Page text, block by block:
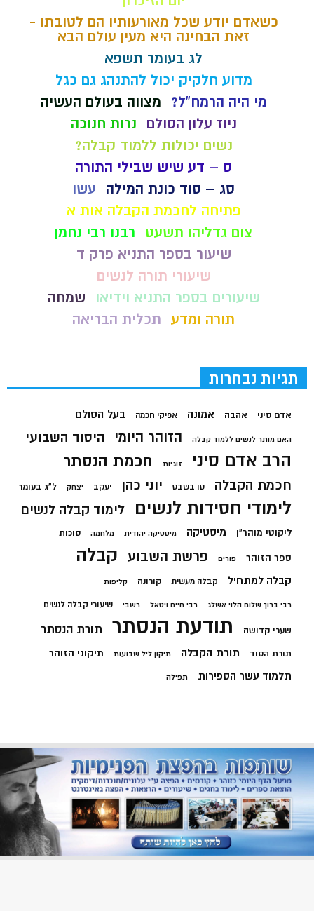
כשאדם יודע שכל מאורעותיו הם לטובתו -
זאת הבחינה היא מעין עולם הבא
לג בעומר תשפא
מדוע חלקיק יכול להתנהג גם כגל
מי היה הרמח"ל?
מצווה בעולם העשיה
ניוז עלון הסולם
נרות חנוכה
נשים יכולות ללמוד קבלה?
ס – דע שיש שבילי התורה
סג – סוד כונת המילה
עשו
פתיחה לחכמת הקבלה אות א
צום גדליהו תשעט
רבנו רבי נחמן
שיעור בספר התניא פרק ד
שיעורי תורה לנשים
שיעורים בספר התניא וידיאו
שמחה
תורה ומדע תכלית הבריאה
תגיות נבחרות
אדם סיני אהבה אמונה אפיקי חכמה בעל הסולם
האם מותר לנשים ללמוד קבלה הזוהר היומי היסוד השבועי
הרב אדם סיני זוגיות חכמת הנסתר
חכמת הקבלה טו בשבט יוני כהן יעקב יצחק ל"ג בעומר
לימודי חסידות לנשים לימוד קבלה לנשים
ליקוטי מוהר"ן מיסטיקה מיסטיקה יהודית מלחמה סוכות
ספר הזוהר פורים פרשת השבוע קבלה
קבלה למתחיל קבלה מעשית קורונה קליפות
רבי ברוך שלום הלוי אשלג רבי חיים ויטאל רשבי שיעורי קבלה לנשים
שערי קדושה תודעת הנסתר תורת הנסתר
תורת הסוד תורת הקבלה תיקון ליל שבועות תיקוני הזוהר
תלמוד עשר הספירות תפילה